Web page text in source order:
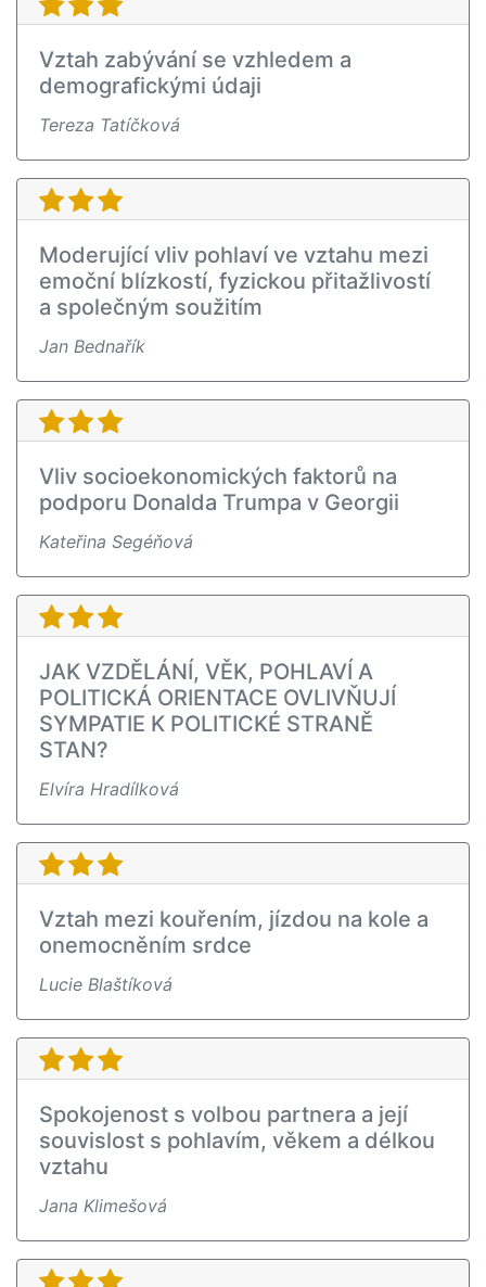
Vztah zabývání se vzhledem a
demografickými údaji
Tereza Tatíčková
Moderující vliv pohlaví ve vztahu mezi
emoční blízkostí, fyzickou přitažlivostí
a společným soužitím
Jan Bednařík
Vliv socioekonomických faktorů na
podporu Donalda Trumpa v Georgii
Kateřina Segéňová
JAK VZDĚLÁNÍ, VĚK, POHLAVÍ A
POLITICKÁ ORIENTACE OVLIVŇUJÍ
SYMPATIE K POLITICKÉ STRANĚ
STAN?
Elvíra Hradílková
Vztah mezi kouřením, jízdou na kole a
onemocněním srdce
Lucie Blaštíková
Spokojenost s volbou partnera a její
souvislost s pohlavím, věkem a délkou
vztahu
Jana Klimešová